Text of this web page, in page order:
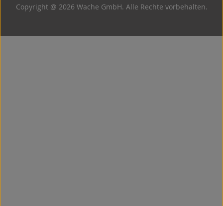
Copyright @ 2026 Wache GmbH. Alle Rechte vorbehalten.